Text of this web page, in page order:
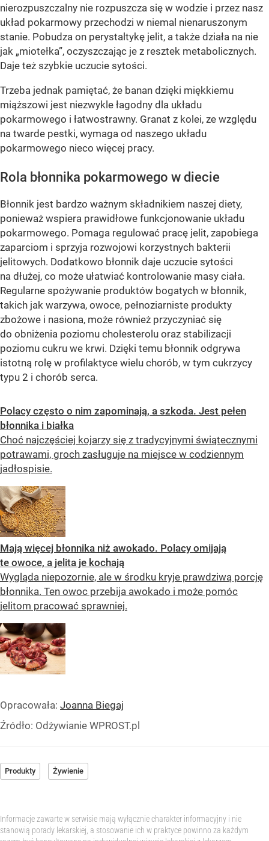
nierozpuszczalny nie rozpuszcza się w wodzie i przez nasz
układ pokarmowy przechodzi w niemal nienaruszonym
stanie. Pobudza on perystaltykę jelit, a także działa na nie
jak „miotełka”, oczyszczając je z resztek metabolicznych.
Daje też szybkie uczucie sytości.
Trzeba jednak pamiętać, że banan dzięki miękkiemu
miąższowi jest niezwykle łagodny dla układu
pokarmowego i łatwostrawny. Granat z kolei, ze względu
na twarde pestki, wymaga od naszego układu
pokarmowego nieco więcej pracy.
Rola błonnika pokarmowego w diecie
Błonnik jest bardzo ważnym składnikiem naszej diety,
ponieważ wspiera prawidłowe funkcjonowanie układu
pokarmowego. Pomaga regulować pracę jelit, zapobiega
zaparciom i sprzyja rozwojowi korzystnych bakterii
jelitowych. Dodatkowo błonnik daje uczucie sytości
na dłużej, co może ułatwiać kontrolowanie masy ciała.
Regularne spożywanie produktów bogatych w błonnik,
takich jak warzywa, owoce, pełnoziarniste produkty
zbożowe i nasiona, może również przyczyniać się
do obniżenia poziomu cholesterolu oraz stabilizacji
poziomu cukru we krwi. Dzięki temu błonnik odgrywa
istotną rolę w profilaktyce wielu chorób, w tym cukrzycy
typu 2 i chorób serca.
Polacy często o nim zapominają, a szkoda. Jest pełen
błonnika i białka
Choć najczęściej kojarzy się z tradycyjnymi świątecznymi
potrawami, groch zasługuje na miejsce w codziennym
jadłospisie.
Mają więcej błonnika niż awokado. Polacy omijają
te owoce, a jelita je kochają
Wygląda niepozornie, ale w środku kryje prawdziwą porcję
błonnika. Ten owoc przebija awokado i może pomóc
jelitom pracować sprawniej.
Opracowała: Joanna Biegaj
Źródło: Odżywianie WPROST.pl
Produkty Żywienie
Informacje zawarte w serwisie mają wyłącznie charakter informacyjny i nie
stanowią porady lekarskiej, a stosowanie ich w praktyce powinno za każdym